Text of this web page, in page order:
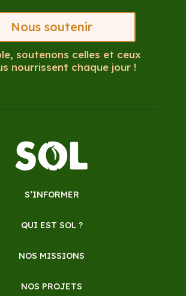
Nous soutenir
soutenons celles et ceux
nourrissent chaque jour !
S’INFORMER
QUI EST SOL ?
NOS MISSIONS
NOS PROJETS